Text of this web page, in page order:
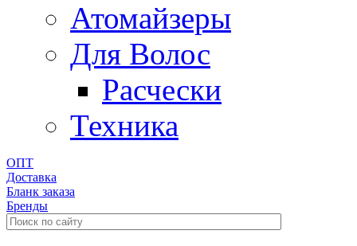
Атомайзеры
Для Волос
Расчески
Техника
ОПТ
Доставка
Бланк заказа
Бренды